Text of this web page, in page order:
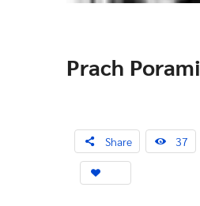
Prach
Share 37